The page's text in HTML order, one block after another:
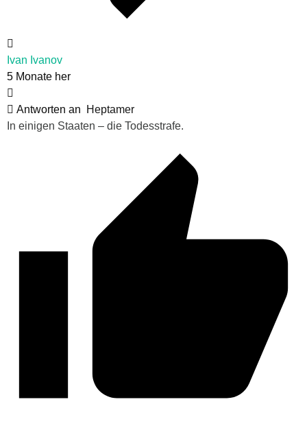
Ivan Ivanov
5 Monate her
Antworten an
Heptamer
In einigen Staaten – die Todesstrafe.